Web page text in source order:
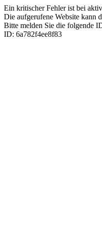
Ein kritischer Fehler ist bei
Die aufgerufene Website kann
Bitte melden Sie die folgende
ID: 6a782f4ee8f83